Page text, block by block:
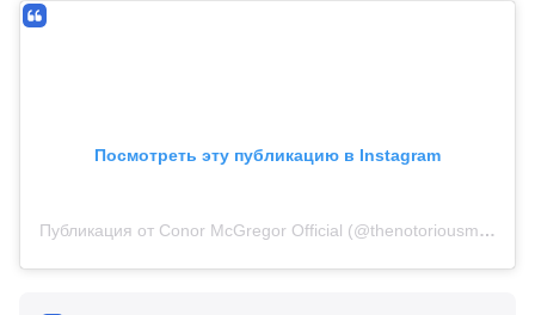
Посмотреть эту публикацию в Instagram
Публикация от Conor McGregor Official (@thenotoriousmma)